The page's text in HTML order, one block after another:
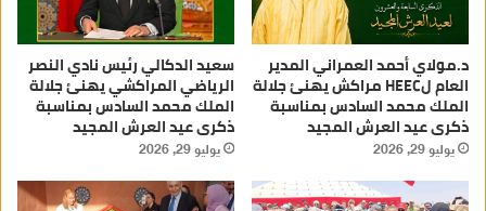
د.مولاي أحمد العمراني المدير
العام لHEEC مراكش يهنئ جلالة
الملك محمد السادس بمناسبة
ذكرى عيد العرش المجيد
يوليو 29, 2026
سعيد الدكالي رئيس نادي النصر
الرياضي المراكشي يهنئ جلالة
الملك محمد السادس بمناسبة
ذكرى عيد العرش المجيد
يوليو 29, 2026